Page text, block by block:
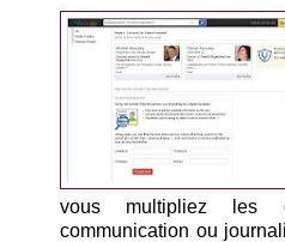
vous multipliez les
communication ou